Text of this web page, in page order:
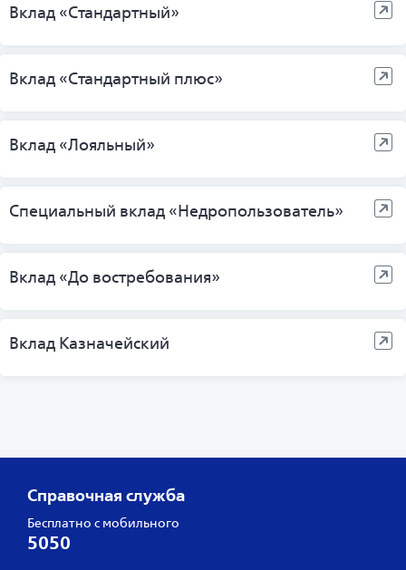
Вклад «Стандартный»
Вклад «Стандартный плюс»
Вклад «Лояльный»
Специальный вклад «Недропользователь»
Вклад «До востребования»
Вклад Казначейский
Справочная служба
Бесплатно с мобильного
5050